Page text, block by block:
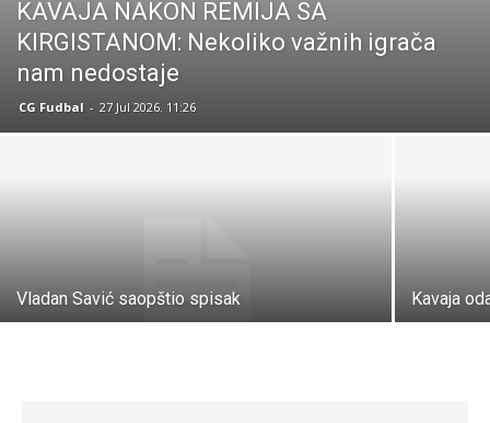
KAVAJA NAKON REMIJA SA
KIRGISTANOM: Nekoliko važnih igrača
nam nedostaje
CG Fudbal - 27 Jul 2026. 11:26
Vladan Savić saopštio spisak Kavaja